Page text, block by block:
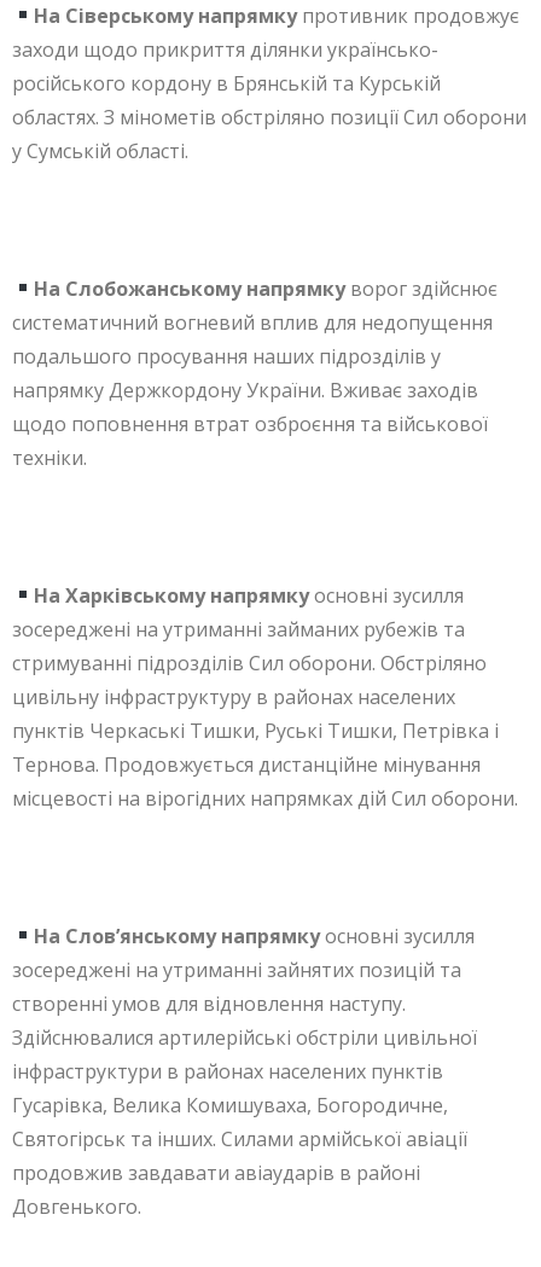
На Сіверському напрямкупротивник продовжує
заходи щодо прикриття ділянки українсько-
російського кордону в Брянській та Курській
областях. З мінометів обстріляно позиції Сил оборони
у Сумській області.
На Слобожанському напрямкуворог здійснює
систематичний вогневий вплив для недопущення
подальшого просування наших підрозділів у
напрямку Держкордону України. Вживає заходів
щодо поповнення втрат озброєння та військової
техніки.
На Харківському напрямкуосновні зусилля
зосереджені на утриманні займаних рубежів та
стримуванні підрозділів Сил оборони. Обстріляно
цивільну інфраструктуру в районах населених
пунктів Черкаські Тишки, Руські Тишки, Петрівка і
Тернова. Продовжується дистанційне мінування
місцевості на вірогідних напрямках дій Сил оборони.
На Слов’янському напрямкуосновні зусилля
зосереджені на утриманні зайнятих позицій та
створенні умов для відновлення наступу.
Здійснювалися артилерійські обстріли цивільної
інфраструктури в районах населених пунктів
Гусарівка, Велика Комишуваха, Богородичне,
Святогірськ та інших. Силами армійської авіації
продовжив завдавати авіаударів в районі
Довгенького.